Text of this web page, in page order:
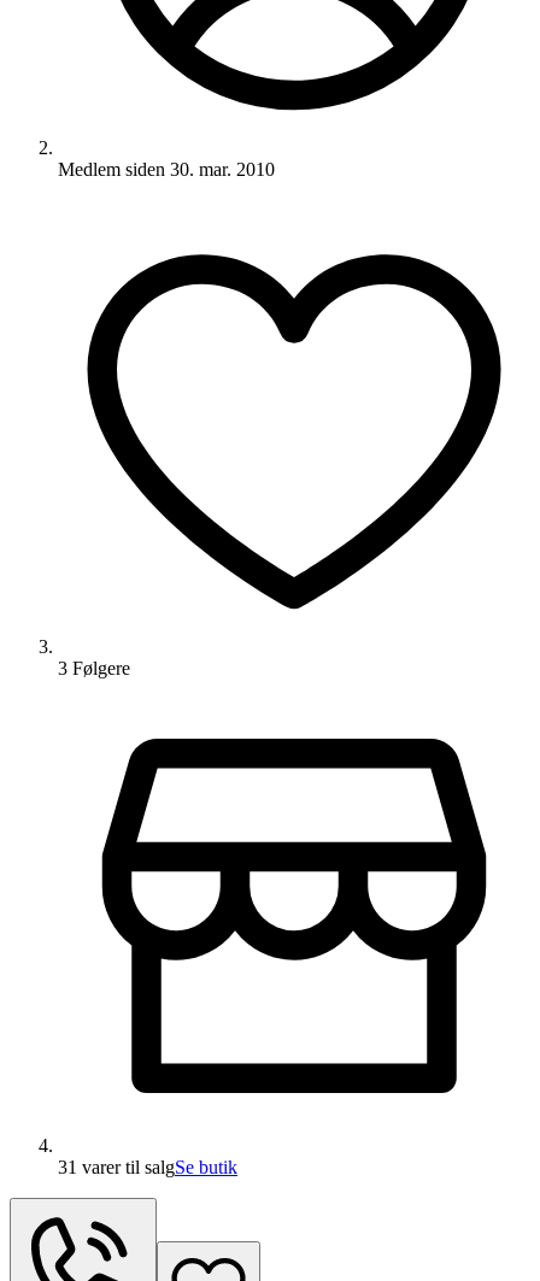
Medlem siden 30. mar. 2010
3 Følgere
31 varertil salgSe butik